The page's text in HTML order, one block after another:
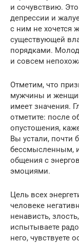
и сочувствию.
депрессии и
с ним не хочется
существующей
порядками.
и совсем
Отметим, что
мужчины и
имеет значения.
отметите: после
опустошения,
Вы устали, почти
бессмысленным,
общения с
эмоциями.
Цель всех
человеке
ненависть,
испытываете
него, чувствуете